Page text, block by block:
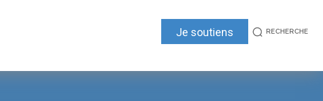
Je soutiens RECHERCHE